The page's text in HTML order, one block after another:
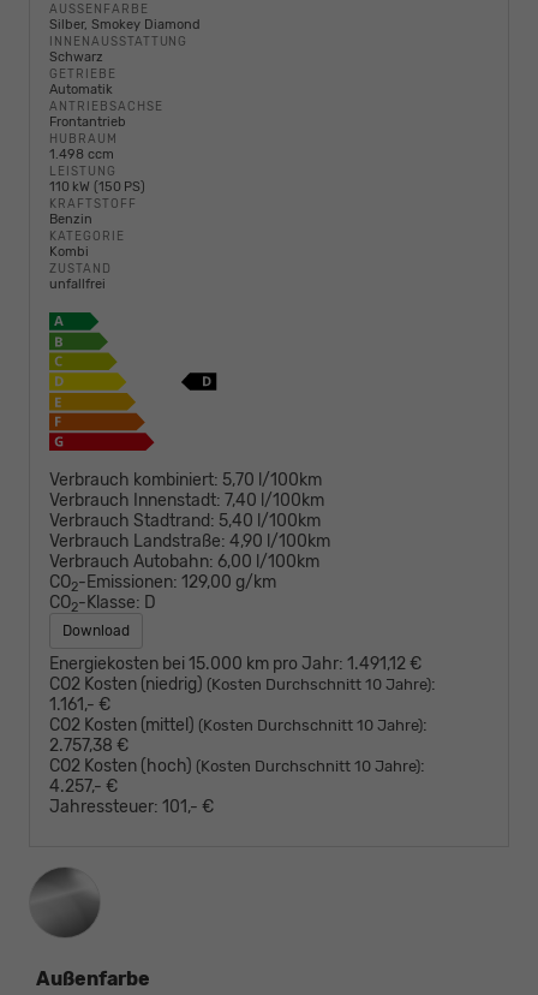
AUSSENFARBE
Silber, Smokey Diamond
INNENAUSSTATTUNG
Schwarz
GETRIEBE
Automatik
ANTRIEBSACHSE
Frontantrieb
HUBRAUM
1.498 ccm
LEISTUNG
110 kW (150 PS)
KRAFTSTOFF
Benzin
KATEGORIE
Kombi
ZUSTAND
unfallfrei
Verbrauch kombiniert: 5,70 l/100km
Verbrauch Innenstadt: 7,40 l/100km
Verbrauch Stadtrand: 5,40 l/100km
Verbrauch Landstraße: 4,90 l/100km
Verbrauch Autobahn: 6,00 l/100km
CO2-Emissionen: 129,00 g/km
CO2-Klasse: D
Download
Energiekosten bei 15.000 km pro Jahr: 1.491,12 €
CO2 Kosten (niedrig) (Kosten Durchschnitt 10 Jahre):
1.161,- €
CO2 Kosten (mittel) (Kosten Durchschnitt 10 Jahre):
2.757,38 €
CO2 Kosten (hoch) (Kosten Durchschnitt 10 Jahre):
4.257,- €
Jahressteuer: 101,- €
Außenfarbe